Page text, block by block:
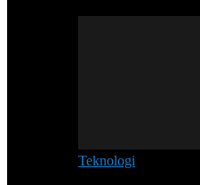
Teknologi